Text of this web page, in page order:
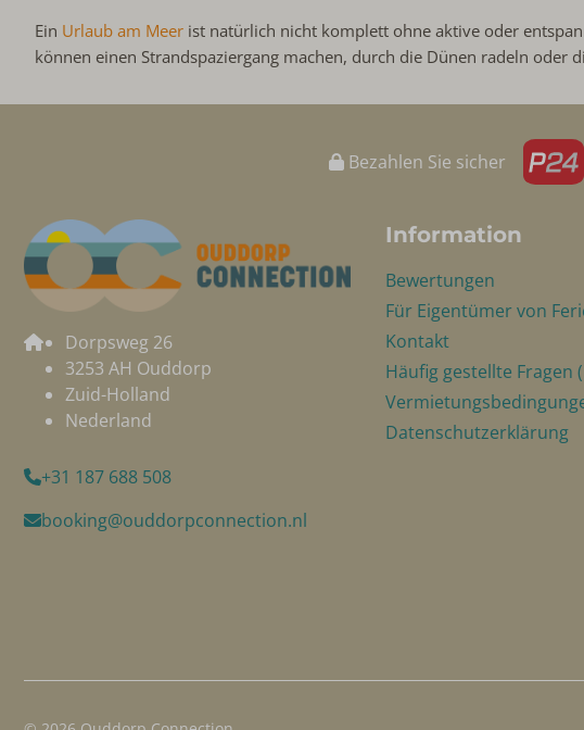
Ein Urlaub am Meer ist natürlich nicht komplett ohne aktive oder
können einen Strandspaziergang machen, durch die Dünen radeln oder
Bezahlen Sie sicher
Dorpsweg 26
3253 AH Ouddorp
Zuid-Holland
Nederland
+31 187 688 508
booking@ouddorpconnection.nl
Information
Bewertungen
Für Eigentümer von
Kontakt
Häufig gestellte Fragen
Datenschutzerklärung